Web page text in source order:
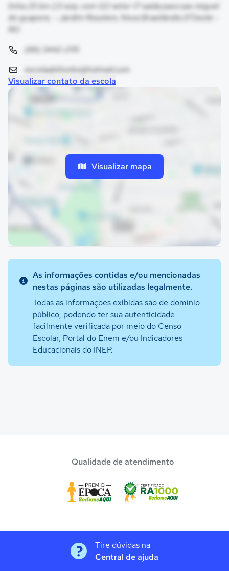
linha 25 km 2,5 esq. com 122 setor 17 saida para sao miguel
do guapore, - Jardim Rosolem, Nova Brasilândia D'Oeste -
RO
(69) 3442-2115
escolaabilionbo@hotmail.com
Visualizar contato da escola
Visualizar mapa
As informações contidas e/ou mencionadas
nestas páginas são utilizadas legalmente.
Todas as informações exibidas são de domínio
público, podendo ter sua autenticidade
facilmente verificada por meio do Censo
Escolar, Portal do Enem e/ou Indicadores
Educacionais do INEP.
Qualidade de atendimento
Tire dúvidas na
Central de ajuda